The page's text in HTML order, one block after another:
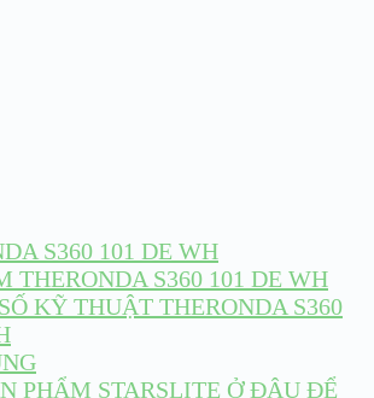
S360 101 DE WH
THERONDA S360 101 DE WH
KỸ THUẬT THERONDA S360
PHẨM STARSLITE Ở ĐÂU ĐỂ